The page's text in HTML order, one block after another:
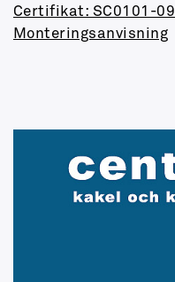
Certifikat: SC0101-09
Monteringsanvisning